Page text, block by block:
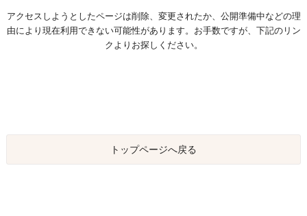
アクセスしようとしたページは削除、変更されたか、公開準備中などの理
由により現在利用できない可能性があります。お手数ですが、下記のリン
クよりお探しください。
トップページへ戻る